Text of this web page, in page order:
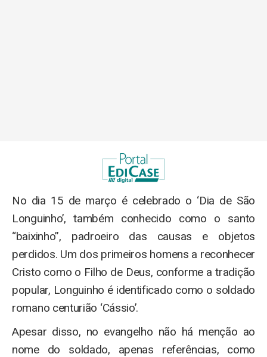
No dia 15 de março é celebrado o ‘Dia de São
Longuinho’, também conhecido como o santo
“baixinho”, padroeiro das causas e objetos
perdidos. Um dos primeiros homens a reconhecer
Cristo como o Filho de Deus, conforme a tradição
popular, Longuinho é identificado como o soldado
romano centurião ‘Cássio’.
Apesar disso, no evangelho não há menção ao
nome do soldado, apenas referências, como